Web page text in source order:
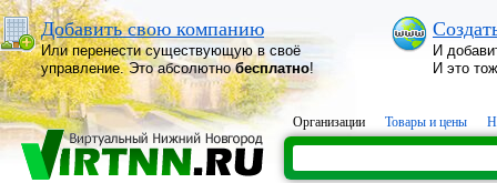
Добавить свою компанию
Или перенести существующую в своё
управление. Это абсолютнобесплатно!
И
И это
Организации Товары и цены